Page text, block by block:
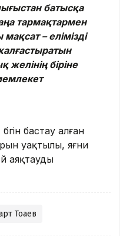
батысқа
тармақтармен
– елімізді
желінің біріне
бастау алған
уақтылы, яғни
аяқтауды
Тоқаев